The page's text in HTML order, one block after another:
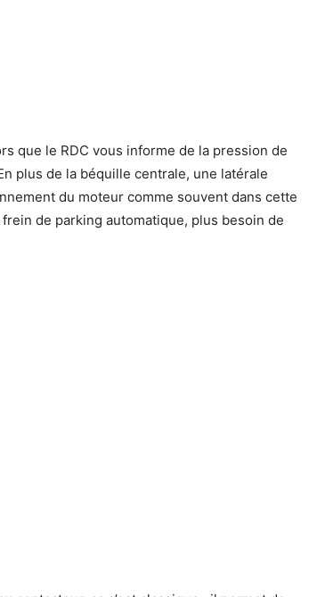
que le RDC vous informe de la pression de
plus de la béquille centrale, une latérale
du moteur comme souvent dans cette
de parking automatique, plus besoin de